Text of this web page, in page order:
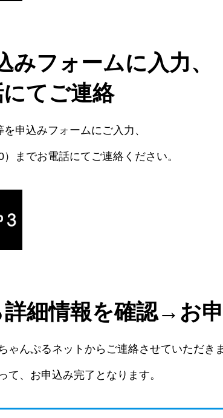
フォームに入力、
てご連絡
申込みフォームにご入力、
までお電話にてご連絡ください。
細情報を確認→お
んぷるネットからご連絡させていただきま
、お申込み完了となります。